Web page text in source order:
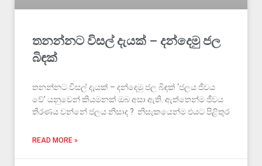
තනන්නට විසල් දැයක් – දන්දෙමු ජල
බිඳක්
තනන්නට විසල් දැයක් – දන්දෙමු ජල බිඳක් ‘ජලය ජීවය
වේ’ යනුවෙන් කියමනක් ඔබ අසා ඇති. ඇත්තෙන්ම ජීවය
තීරණය වන්නේ ජලය නිසාද ? නිසැකයෙන්ම එයට පිළිතුර
READ MORE »